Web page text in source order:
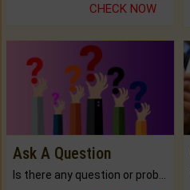
CHECK NOW
Ask A Question
Is there any question or problem lingering.